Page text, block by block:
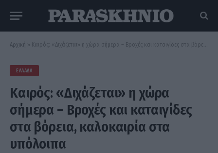
Αρχική » Καιρός: «Διχάζεται» η χώρα σήμερα – Βροχές και καταιγίδες στα βόρεια, καλοκαιρία στα υπόλοιπα
ΕΛΛΆΔΑ
Καιρός: «Διχάζεται» η χώρα
σήμερα – Βροχές και καταιγίδες
στα βόρεια, καλοκαιρία στα
υπόλοιπα